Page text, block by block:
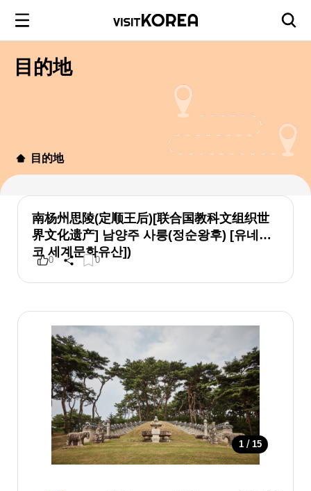
目的地
目的地
南杨州思陵(定顺王后)[联合国教科文组织世
界文化遗产] 남양주 사릉(정순왕후) [유네스
코 세계문화유산])
0 0
1 / 15